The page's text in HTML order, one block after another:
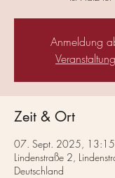
Anmeldung
Zeit & Ort
07. Sept. 2025,
Lindenstraße 2,
Deutschland